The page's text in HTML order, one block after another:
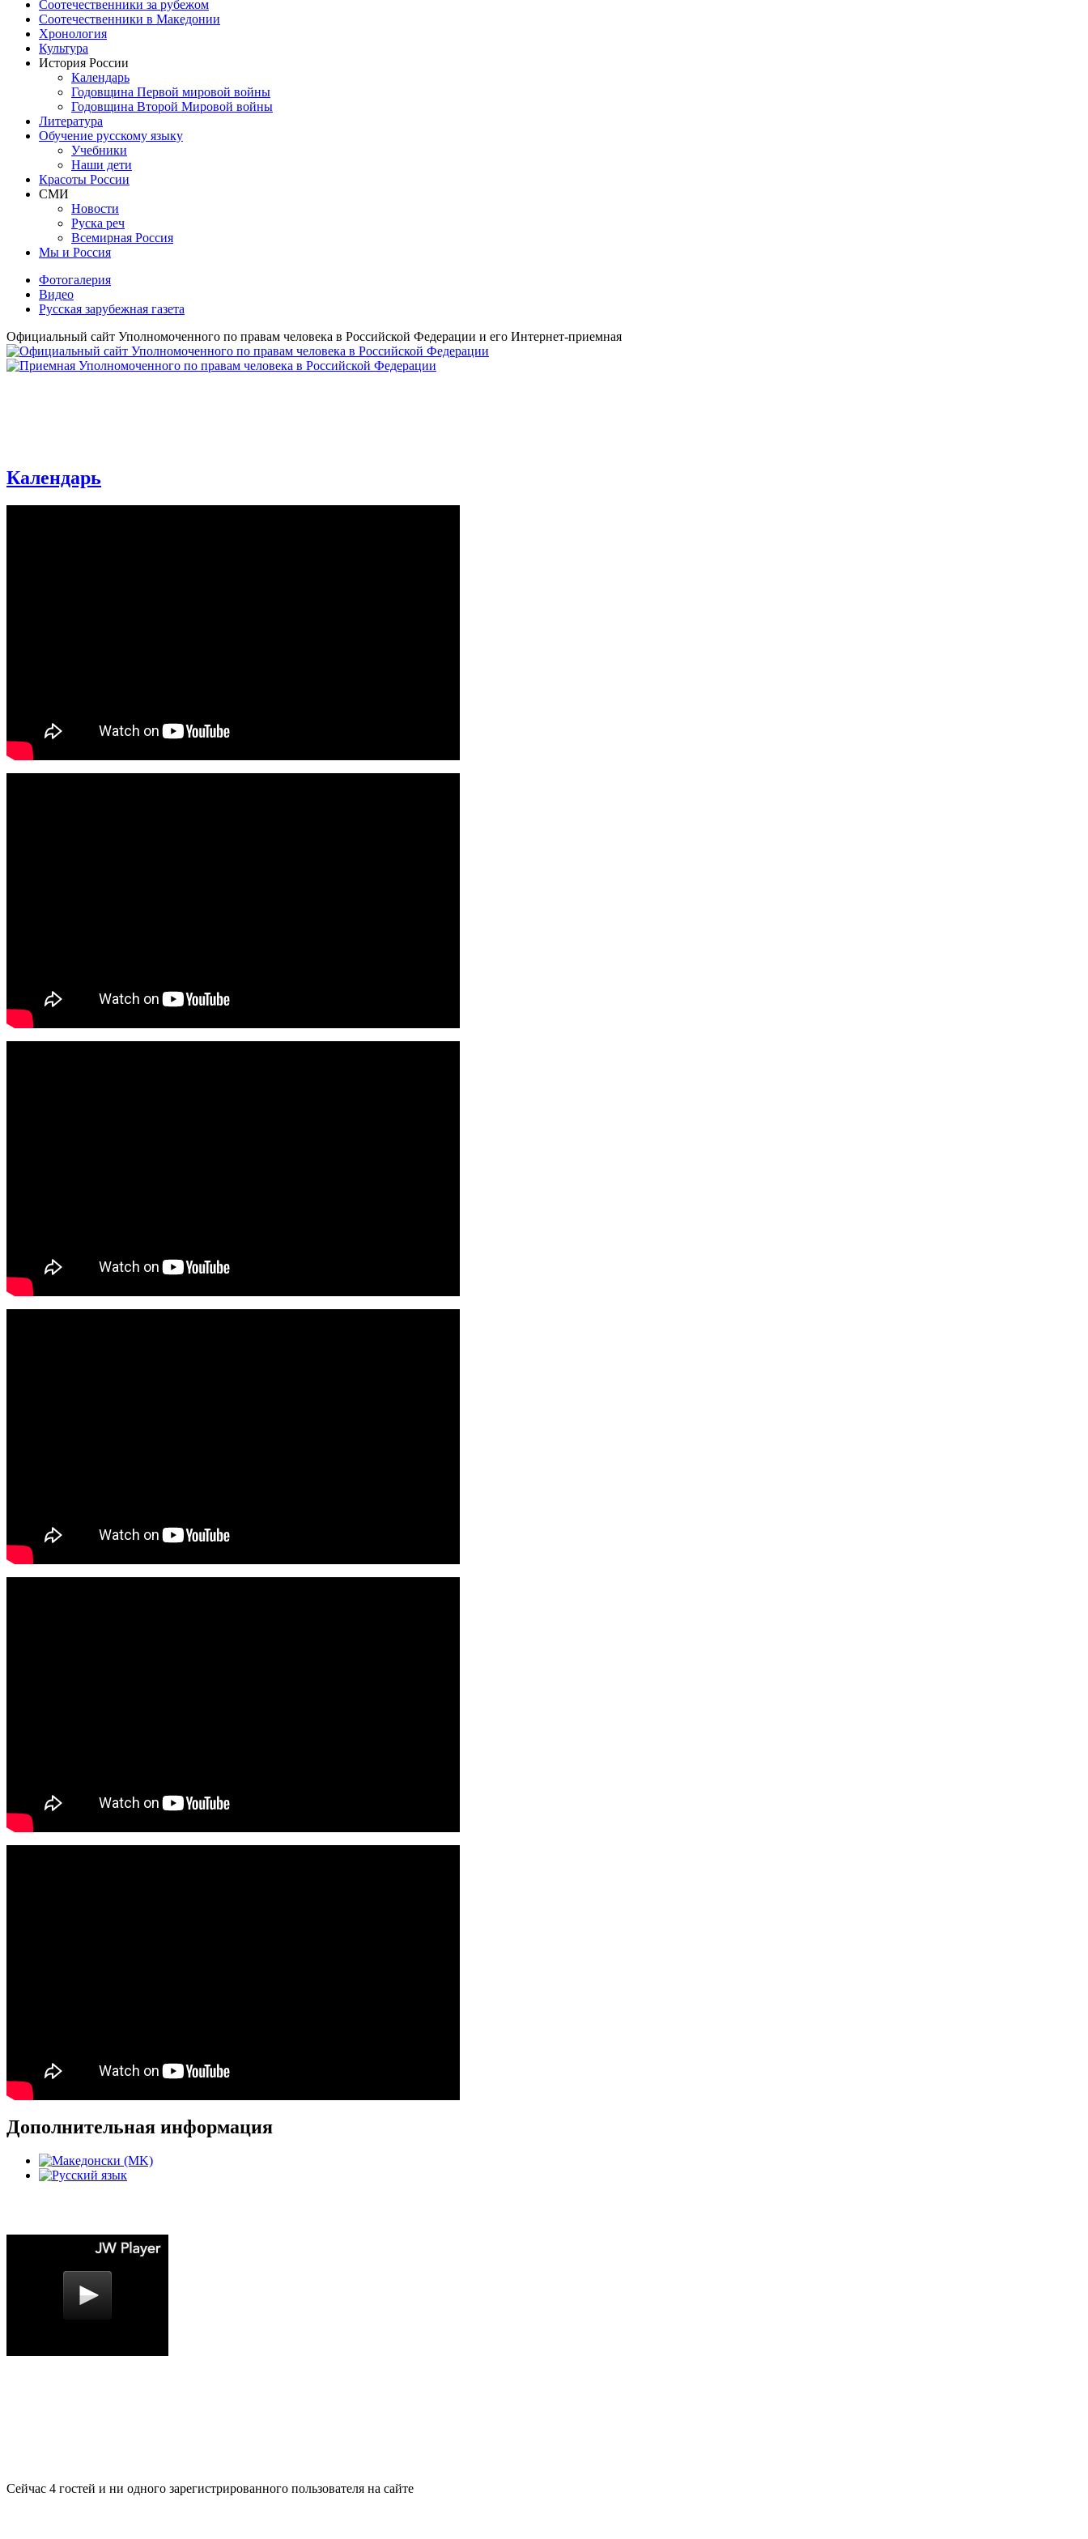
Соотечественники за рубежом
Соотечественники в Македонии
Хронология
Культура
История России
Календарь
Годовщина Первой мировой войны
Годовщина Второй Мировой войны
Литература
Обучение русскому языку
Учебники
Наши дети
Красоты России
СМИ
Новости
Руска реч
Всемирная Рoссия
Мы и Россия
Фотогалерия
Видео
Русская зарубежная газета
Официальный сайт Уполномоченного по правам человека в Российской Федерации и его Интернет-приемная
Календарь
Дополнительная информация
Сейчас 4 гостей и ни одного зарегистрированного пользователя на сайте